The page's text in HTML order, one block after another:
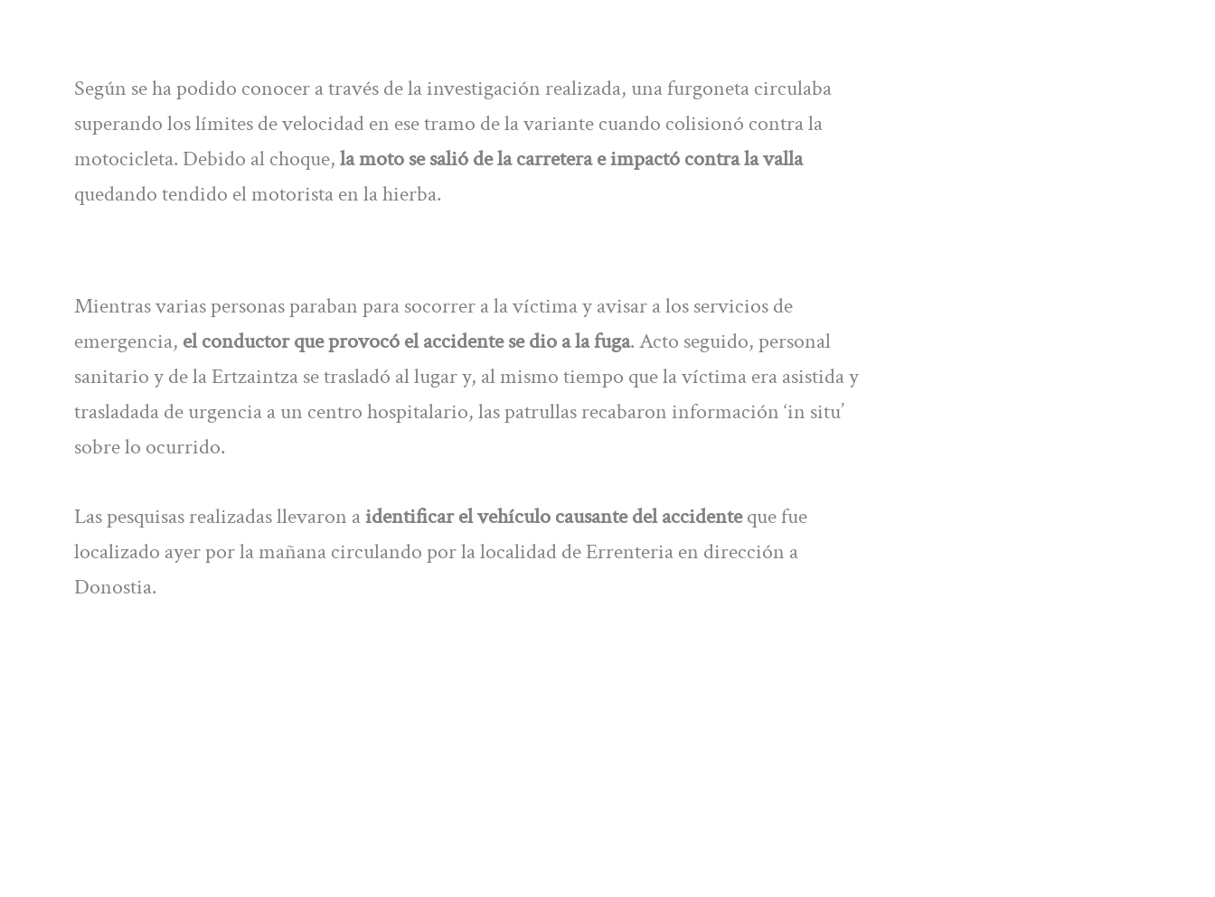
Según se ha podido conocer a través de la investigación realizada, una furgoneta circulaba
superando los límites de velocidad en ese tramo de la variante cuando colisionó contra la
motocicleta. Debido al choque,la moto se salió de la carretera e impactó contra la valla
quedando tendido el motorista en la hierba.
Mientras varias personas paraban para socorrer a la víctima y avisar a los servicios de
emergencia, el conductor que provocó el accidente se dio a la fuga. Acto seguido, personal
sanitario y de la Ertzaintza se trasladó al lugar y, al mismo tiempo que la víctima era asistida y
trasladada de urgencia a un centro hospitalario, las patrullas recabaron información ‘in situ’
sobre lo ocurrido.
Las pesquisas realizadas llevaron aidentificar el vehículo causante del accidenteque fue
localizado ayer por la mañana circulando por la localidad de Errenteria en dirección a
Donostia.